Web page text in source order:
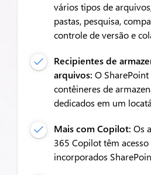
vários tipos de
pastas, pesquisa,
controle de versão e
Recipientes de
arquivos: O
contêineres de
dedicados em um
Mais com Copilot: Os
365 Copilot têm acesso
incorporados